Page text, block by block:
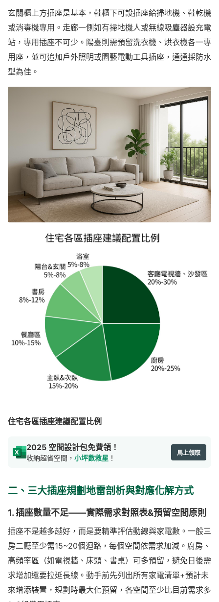
玄關櫃上方插座是基本，鞋櫃下可設插座給掃地機、鞋乾機
或消毒機專用。走廊一側如有掃地機人或無線吸塵器設充電
站，專用插座不可少。陽臺則需預留洗衣機、烘衣機各一專
用座，並可追加戶外照明或園藝電動工具插座，通通採防水
型為佳。
住宅各區插座建議配置比例
2025 空間設計包免費領！
收納超省空間， 小坪數救星 ！
馬上領取
二、三大插座規劃地雷剖析與對應化解方式
1. 插座數量不足——實際需求對照表&預留空間原則
插座不是越多越好，而是要精準評估動線與家電數。一般三
房二廳至少需15~20個迴路，每個空間依需求加減。廚房、
高頻率區（如電視牆、床頭、書桌）可多預留，避免日後需
求增加還要拉延長線。動手前先列出所有家電清單+預計未
來增添裝置，規劃時最大化預留，各空間至少比目前需求多